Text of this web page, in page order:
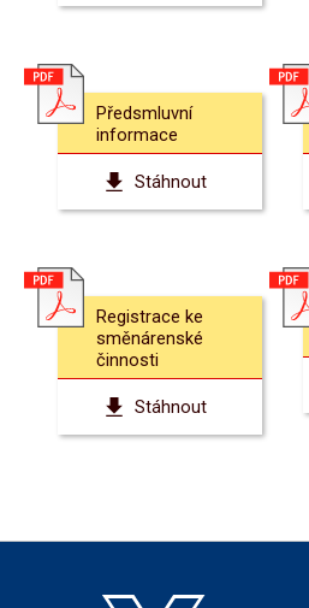
Předsmluvní
informace
Stáhnout
Registrace ke
směnárenské
činnosti
Stáhnout